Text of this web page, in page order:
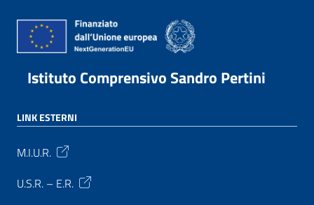
Istituto Comprensivo Sandro Pertini
LINK ESTERNI
M.I.U.R.
U.S.R. – E.R.